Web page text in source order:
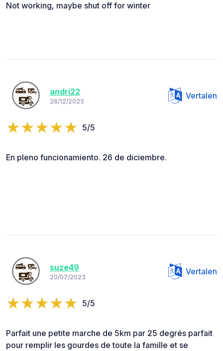
Not working, maybe shut off for winter
andri22
26/12/2025
Vertalen
5/5
En pleno funcionamiento. 26 de diciembre.
suze49
20/07/2023
Vertalen
5/5
Parfait une petite marche de 5km par 25 degrés parfait
pour remplir les gourdes de toute la famille et se